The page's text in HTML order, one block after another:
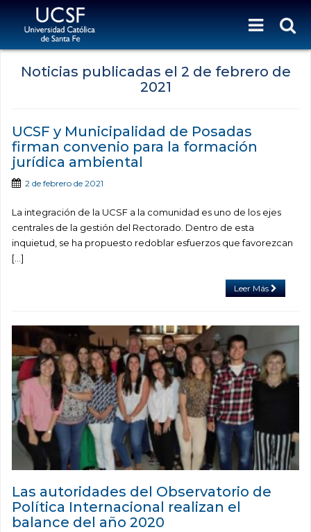
Noticias publicadas el 2 de febrero de
2021
UCSF y Municipalidad de Posadas
firman convenio para la formación
jurídica ambiental
2 de febrero de 2021
La integración de la UCSF a la comunidad es uno de los ejes
centrales de la gestión del Rectorado. Dentro de esta
inquietud, se ha propuesto redoblar esfuerzos que favorezcan
[…]
Leer Más
Las autoridades del Observatorio de
Política Internacional realizan el
balance del año 2020